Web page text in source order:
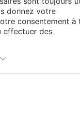
donnez votre
consentement à
effectuer des